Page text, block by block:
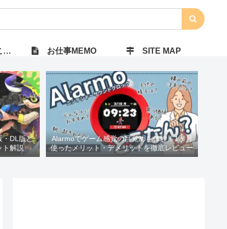
お仕事MEMO SITE MAP
・DL版ど
ト解説
Alarmoでゲーム感覚の目覚めを体験！1ヶ月
使ったメリット・デメリットを徹底レビュー